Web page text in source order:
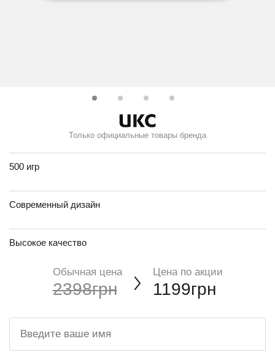
Только официальные товары бренда
500 игр
Современный дизайн
Высокое качество
Обычная цена
2398грн
Цена по акции
1199грн